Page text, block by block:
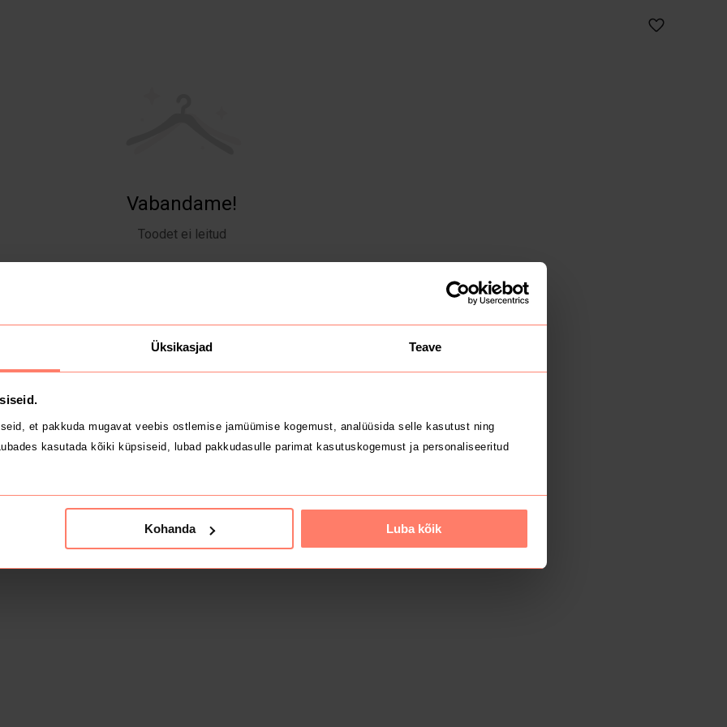
Üksikasjad Teave
et pakkuda mugavat veebis ostlemise jamüümise kogemust, analüüsida selle kasutust ning
kasutada kõiki küpsiseid, lubad pakkudasulle parimat kasutuskogemust ja personaliseeritud
Kohanda Luba kõik
Vabandame!
Toodet ei leitud